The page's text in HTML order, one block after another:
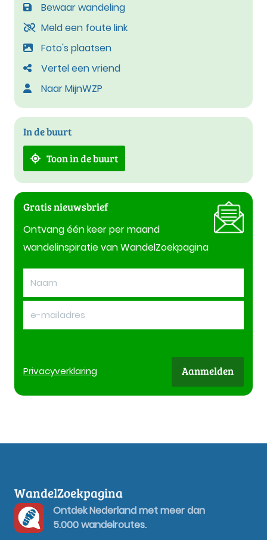
Bewaar wandeling
Meld een foute link
Foto's plaatsen
Vertel een vriend
Naar MijnWZP
In de buurt
Toon in de buurt
Gratis nieuwsbrief
Ontvang één keer per maand
wandelinspiratie van WandelZoekpagina
Privacyverklaring Aanmelden
WandelZoekpagina
Ontdek Nederland met meer dan
5.000 wandelroutes.